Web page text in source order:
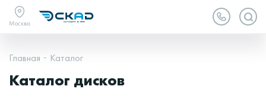
Москва
Главная Каталог
Каталог дисков